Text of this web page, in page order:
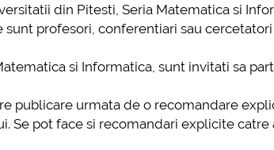
din Pitesti, Seria Matematica si
profesori, conferentiari sau
si Informatica, sunt invitati sa
publicare urmata de o recomandare
Se pot face si recomandari explicite
ACTE STUDII